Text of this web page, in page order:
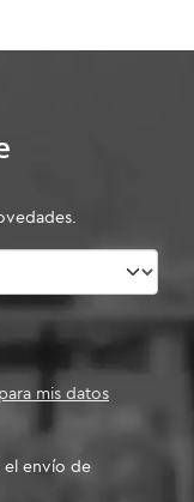
mis datos
el envío de